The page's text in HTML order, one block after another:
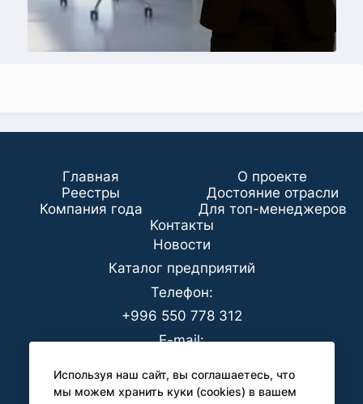
Используя наш сайт, вы соглашаетесь, что
мы можем хранить куки (cookies) в вашем
Главная
О проекте
Реестры
Достояние отрасли
Компания года
Для топ-менеджеров
Koнтaкты
Новости
Каталог предприятий
Телефон:
+996 550 778 312
E-mail:
Для СМИ: